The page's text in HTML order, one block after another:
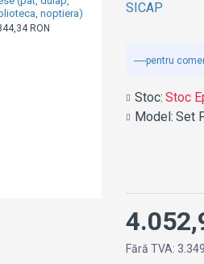
noptiera)
RON
-----pentru
Stoc: Stoc
Model: Set
Fără TVA: